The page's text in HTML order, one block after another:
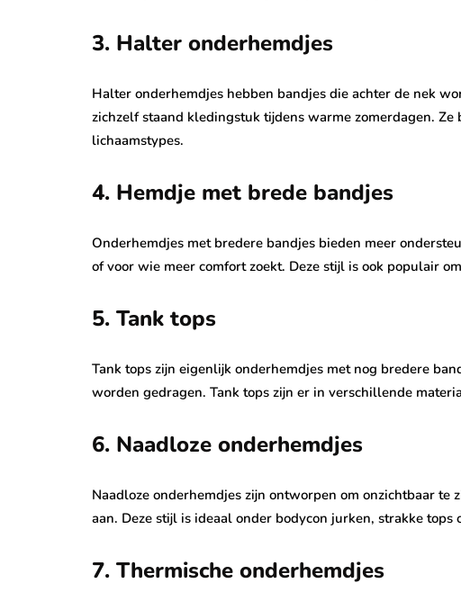
3. Halter onderhemdjes
Halter onderhemdjes hebben bandjes die achter de nek
zichzelf staand kledingstuk tijdens warme zomerdagen.
lichaamstypes.
4. Hemdje met brede bandjes
Onderhemdjes met bredere bandjes bieden meer
of voor wie meer comfort zoekt. Deze stijl is ook populair
5. Tank tops
Tank tops zijn eigenlijk onderhemdjes met nog bredere
worden gedragen. Tank tops zijn er in verschillende
6. Naadloze onderhemdjes
Naadloze onderhemdjes zijn ontworpen om onzichtbaar
aan. Deze stijl is ideaal onder bodycon jurken, strakke
7. Thermische onderhemdjes